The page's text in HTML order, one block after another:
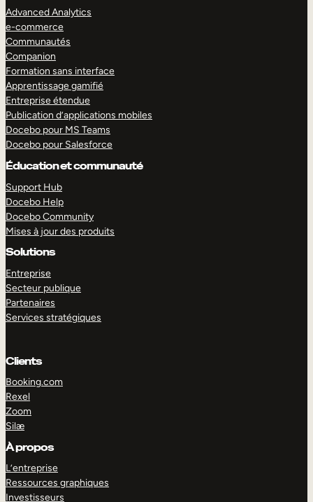
Advanced Analytics
e-commerce
Communautés
Companion
Formation sans interface
Apprentissage gamifié
Entreprise étendue
Publication d’applications mobiles
Docebo pour MS Teams
Docebo pour Salesforce
Éducation et communauté
Support Hub
Docebo Help
Docebo Community
Mises à jour des produits
Solutions
Entreprise
Secteur publique
Partenaires
Services stratégiques
Clients
Booking.com
Rexel
Zoom
Silæ
À propos
L’entreprise
Ressources graphiques
Investisseurs